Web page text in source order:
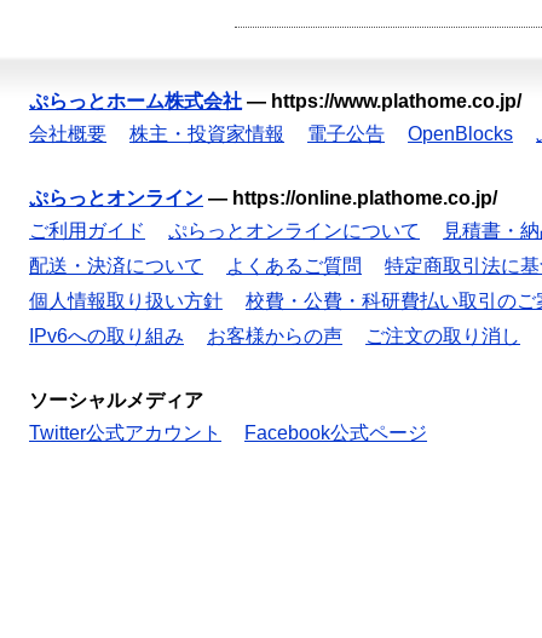
ぷらっとホーム株式会社 — https://www.plathome.co.jp/
会社概要
株主・投資家情報 電子公告 OpenBlocks
ぷらっとオンライン — https://online.plathome.co.jp/
ご利用ガイド
ぷらっとオンラインについて
見積書・
配送・決済について
よくあるご質問
特定商取引法に
個人情報取り扱い方針
校費・公費・科研費払い取引のご
IPv6への取り組み
お客様からの声 ご注文の取り消し
ソーシャルメディア
Twitter公式アカウント
Facebook公式ページ